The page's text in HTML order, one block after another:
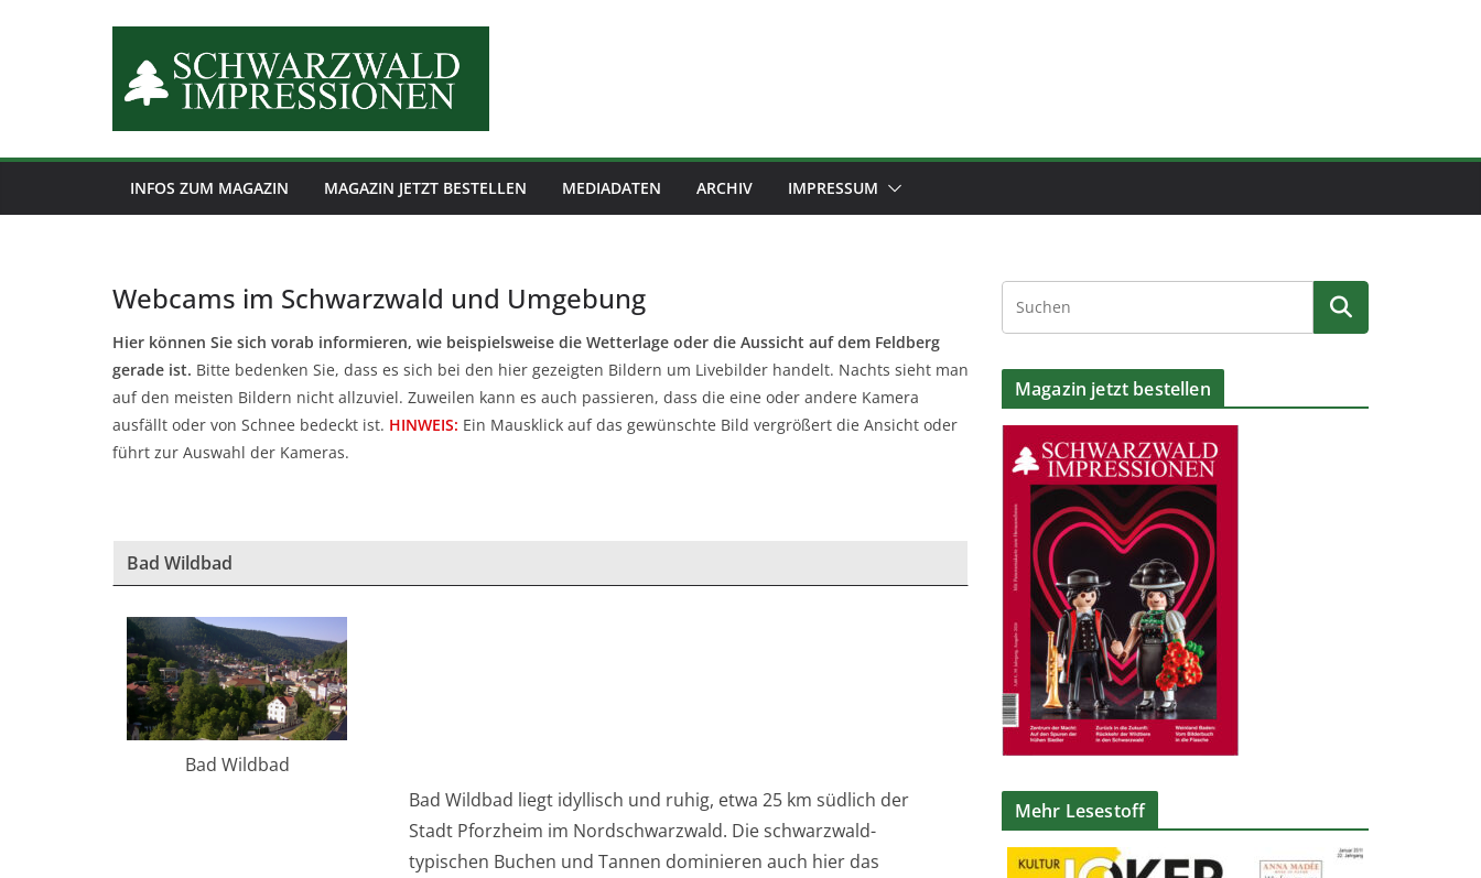
INFOS ZUM MAGAZIN MAGAZIN JETZT BESTELLEN MEDIADATEN ARCHIV IMPRESSUM
Webcams im Schwarzwald und Umgebung
Hier können Sie sich vorab informieren, wie beispielsweise die Wetterlage oder die Aussicht auf dem Feldberg
gerade ist. Bitte bedenken Sie, dass es sich bei den hier gezeigten Bildern um Livebilder handelt. Nachts sieht man
auf den meisten Bildern nicht allzuviel. Zuweilen kann es auch passieren, dass die eine oder andere Kamera
ausfällt oder von Schnee bedeckt ist. HINWEIS: Ein Mausklick auf das gewünschte Bild vergrößert die Ansicht oder
führt zur Auswahl der Kameras.
Bad Wildbad
Bad Wildbad
Bad Wildbad liegt idyllisch und ruhig, etwa 25 km südlich der
Stadt Pforzheim im Nordschwarzwald. Die schwarzwald-
typischen Buchen und Tannen dominieren auch hier das
Magazin jetzt bestellen
Mehr Lesestoff